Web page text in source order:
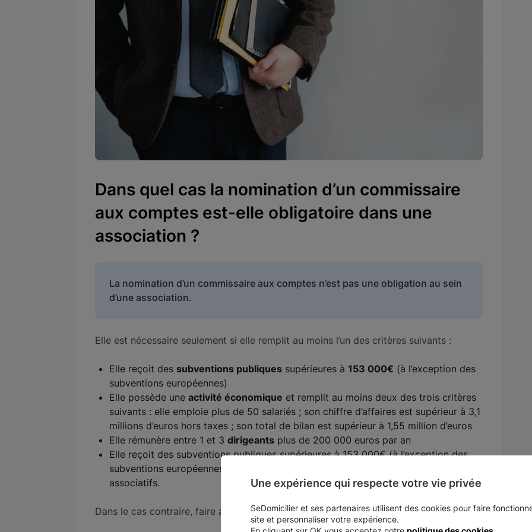
Dans quel cas la nomination d’un commissaire
aux comptes est-elle obligatoire dans une
association ?
La nomination d’un commissaire aux comptes n’est pas une obligation au sein
d’une association.
Elle est nécessaire seulement si elle remplit au moins l’un des critères suivants :
Elle reçoit des subventions publiques supérieures à 153 000€ (à l’exception des
subventions européennes)
Elle possède une activité économique et remplit au moins deux des trois critères
suivants : elle emploie plus de 50 salariés ; son chiffre d’affaires est supérieur à 3,1
millions d’euros hors taxes ; son total de bilan est supérieur à 1,55 million d’euros
Elle rémunère entre 1 et 3 dirigeants plus de 200 000 euros par an
Elle reçoit des subventions publiques supérieures à 153 000€ (à l’exception des
subventions européennes) et ouvre droit à la
associatifs.
Dans le cas contraire, faire appel à un commissaire aux comptes est facultatif.
Une expérience qui respecte votre vie privée
SeDomicilier et ses partenaires utilisent des cookies pour faire
site et personnaliser votre expérience.